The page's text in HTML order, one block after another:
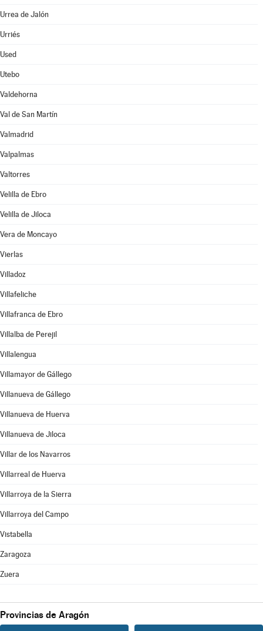
Urrea de Jalón
Urriés
Used
Utebo
Valdehorna
Val de San Martín
Valmadrid
Valpalmas
Valtorres
Velilla de Ebro
Velilla de Jiloca
Vera de Moncayo
Vierlas
Villadoz
Villafeliche
Villafranca de Ebro
Villalba de Perejil
Villalengua
Villamayor de Gállego
Villanueva de Gállego
Villanueva de Huerva
Villanueva de Jiloca
Villar de los Navarros
Villarreal de Huerva
Villarroya de la Sierra
Villarroya del Campo
Vistabella
Zaragoza
Zuera
Provincias de Aragón